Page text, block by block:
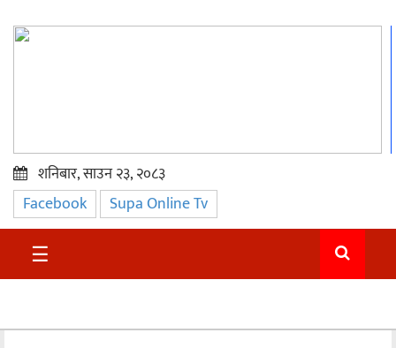
प्रमुख
समाचार
सुदुर
शनिबार, साउन २३, २०८३
Facebook Supa Online Tv
☰